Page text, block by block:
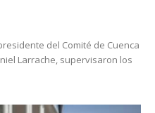
del Comité de Cuenca
Larrache, supervisaron los